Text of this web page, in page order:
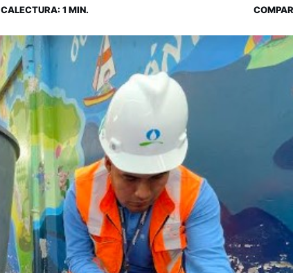
LECTURA: 1 MIN.